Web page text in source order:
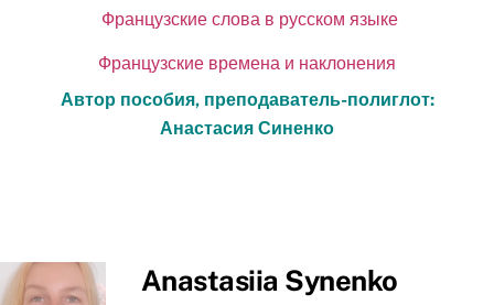
Французские слова в русском языке
Французские времена и наклонения
Автор пособия, преподаватель-полиглот:
Анастасия Синенко
Anastasiia Synenko